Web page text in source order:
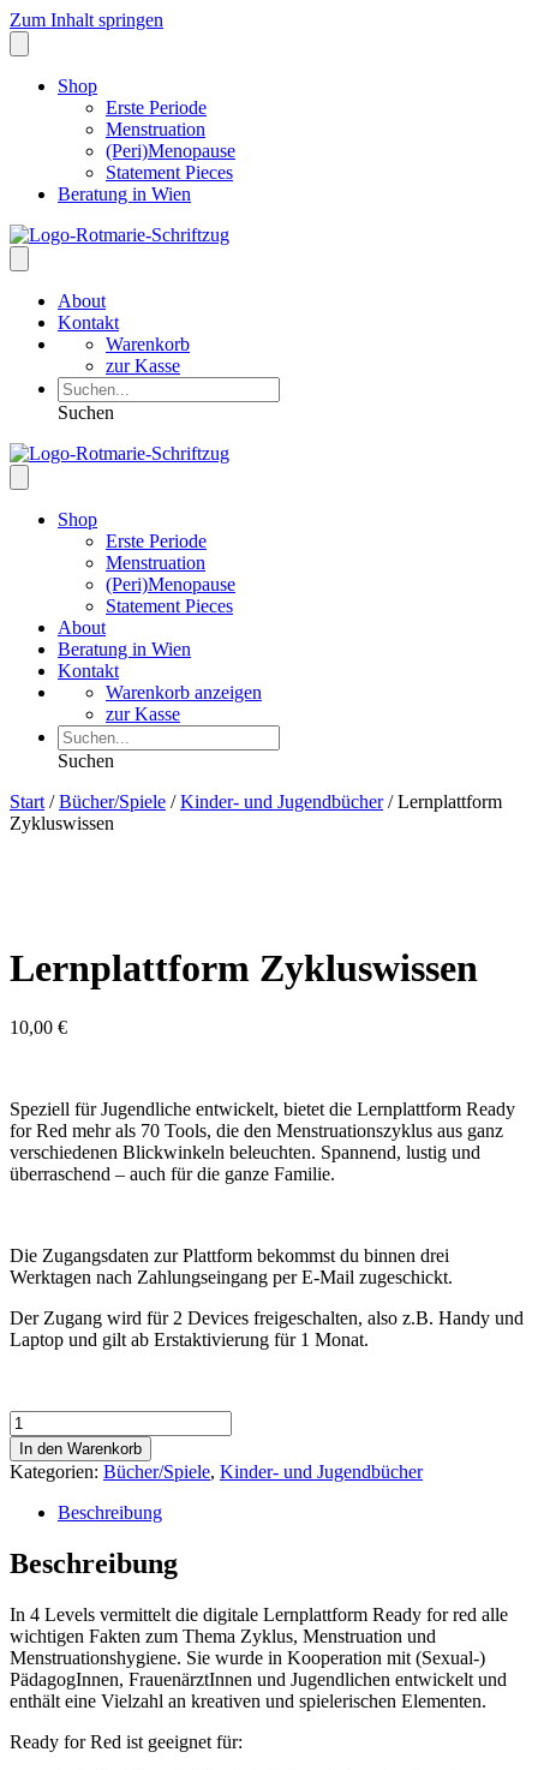
Zum Inhalt springen
Shop
Erste Periode
Menstruation
(Peri)Menopause
Statement Pieces
Beratung in Wien
About
Kontakt
Warenkorb
zur Kasse
Suchen
Shop
Erste Periode
Menstruation
(Peri)Menopause
Statement Pieces
About
Beratung in Wien
Kontakt
Warenkorb anzeigen
zur Kasse
Suchen
Start /Bücher/Spiele /Kinder- und Jugendbücher/ Lernplattform
Zykluswissen
Lernplattform Zykluswissen
10,00 €
Speziell für Jugendliche entwickelt, bietet die Lernplattform Ready
for Red mehr als 70 Tools, die den Menstruationszyklus aus ganz
verschiedenen Blickwinkeln beleuchten. Spannend, lustig und
überraschend – auch für die ganze Familie.
Die Zugangsdaten zur Plattform bekommst du binnen drei
Werktagen nach Zahlungseingang per E-Mail zugeschickt.
Der Zugang wird für 2 Devices freigeschalten, also z.B. Handy und
Laptop und gilt ab Erstaktivierung für 1 Monat.
Lernplattform
Zykluswissen
Menge
In den Warenkorb
Kategorien: Bücher/Spiele, Kinder- und Jugendbücher
Beschreibung
Beschreibung
In 4 Levels vermittelt die digitale Lernplattform Ready for red alle
wichtigen Fakten zum Thema Zyklus, Menstruation und
Menstruationshygiene. Sie wurde in Kooperation mit (Sexual-)
PädagogInnen, FrauenärztInnen und Jugendlichen entwickelt und
enthält eine Vielzahl an kreativen und spielerischen Elementen.
Ready for Red ist geeignet für: